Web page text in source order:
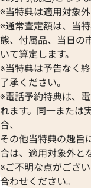
ルイ・ヴィトン アン
ートバッグ M40031
参考買取価格
20,000円
2026年1月17日時点
※当特典は適用対象
※通常査定額は、当
態、付属品、当日の
いて算定します。
※当特典は予告なく
了承ください。
※電話予約特典は、
れます。同一または
合、
その他当特典の趣旨
合は、適用対象外と
※ご不明な点がござ
合わせください。